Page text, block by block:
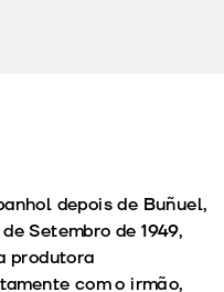
depois de Buñuel,
Setembro de 1949,
produtora
com o irmão,